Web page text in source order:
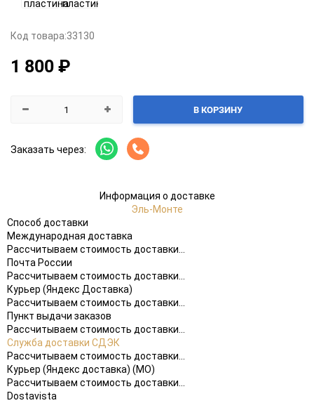
Код товара:33130
1 800 ₽
В КОРЗИНУ
Заказать через:
Информация о доставке
Эль-Монте
Способ доставки
Международная доставка
Рассчитываем стоимость доставки...
Почта России
Рассчитываем стоимость доставки...
Курьер (Яндекс Доставка)
Рассчитываем стоимость доставки...
Пункт выдачи заказов
Рассчитываем стоимость доставки...
Служба доставки СДЭК
Рассчитываем стоимость доставки...
Курьер (Яндекс доставка) (МО)
Рассчитываем стоимость доставки...
Dostavista